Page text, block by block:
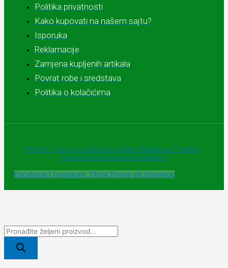
Politika privatnosti
Kako kupovati na našem sajtu?
Isporuka
Reklamacije
Zamjena kupljenih artikala
Povrat robe i sredstava
Politika o kolačićima
© 2025 - Sva prava zadržava Apoteke "Belladonna" Trebinje |
Powered and designed by Webherzz
Facebook-f Instagram Tiktok Phone-alt Envelope